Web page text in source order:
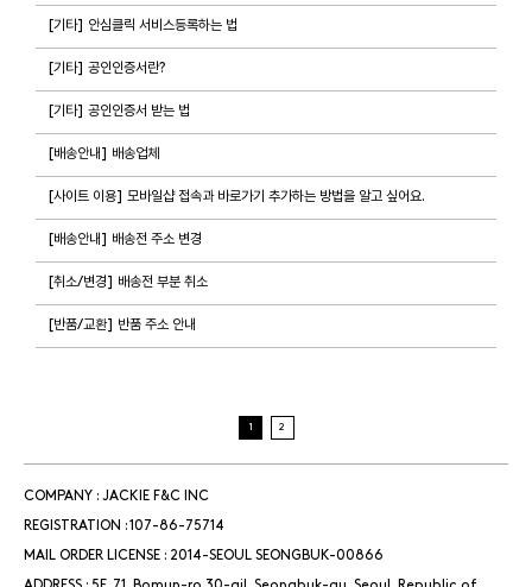
[기타] 안심클릭 서비스등록하는 법
[기타] 공인인증서란?
[기타] 공인인증서 받는 법
[배송안내] 배송업체
[사이트 이용] 모바일샵 접속과 바로가기 추가하는 방법을 알고 싶어요.
[배송안내] 배송전 주소 변경
[취소/변경] 배송전 부분 취소
[반품/교환] 반품 주소 안내
1 2
COMPANY : JACKIE F&C INC
REGISTRATION : 107-86-75714
MAIL ORDER LICENSE : 2014-SEOUL SEONGBUK-00866